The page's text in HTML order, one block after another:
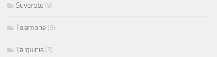
Suvereto (9)
Talamone (5)
Tarquinia (3)